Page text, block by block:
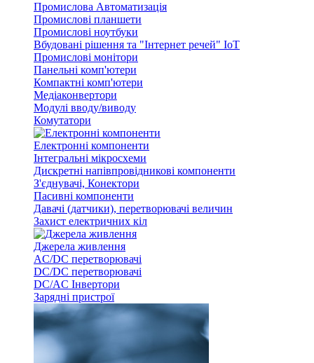
Промислова Автоматизація
Промислові планшети
Промислові ноутбуки
Вбудовані рішення та "Інтернет речей" IoT
Промислові монітори
Панельні комп'ютери
Компактні комп'ютери
Медіаконвертори
Модулі вводу/виводу
Комутатори
Електронні компоненти
Інтегральні мікросхеми
Дискретні напівпровідникові компоненти
З'єднувачі, Конектори
Пасивні компоненти
Давачі (датчики), перетворювачі величин
Захист електричних кіл
Джерела живлення
AC/DC перетворювачі
DC/DC перетворювачі
DC/AC Інвертори
Зарядні пристрої